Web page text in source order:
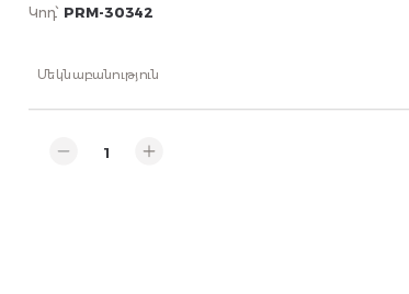
Կոդ՝ PRM-30342
Մեկնաբանություն